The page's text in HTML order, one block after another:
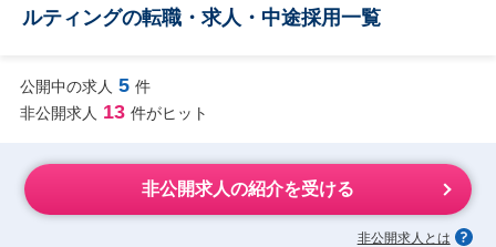
ルティングの転職・求人・中途採用一覧
公開中の求人 5 件
非公開求人 13 件がヒット
非公開求人の紹介を受ける
非公開求人とは